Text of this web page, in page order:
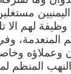
لهم الا
المنعدمة،
وعملاؤه
المنظم